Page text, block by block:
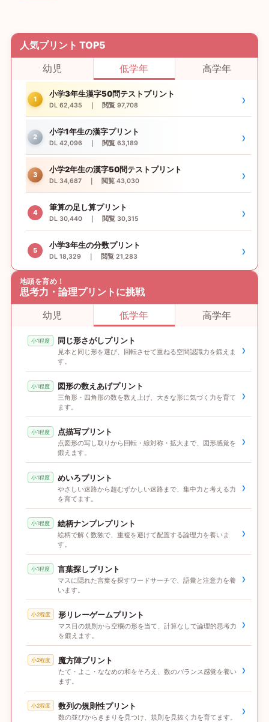
人気プリント TOP5
幼児
低学年 高学年
1
小学3年生漢字50問テストプリント
DL 62,435 ｜ 閲覧 97,708 ›
2
小学1年生の漢字プリント
DL 42,096 ｜ 閲覧 63,189 ›
3
小学2年生の漢字50問テストプリント
DL 34,687 ｜ 閲覧 43,030 ›
4
筆算の足し算プリント
DL 30,440 ｜ 閲覧 30,315 ›
5
小学3年生の分数プリント
DL 18,329 ｜ 閲覧 21,283 ›
地頭を育め！
思考力・論理プリントに挑戦
幼児
低学年 高学年
小1程度 同じ形さがしプリント
見本と同じ形を選び、回転させて重ねる空間認識力を鍛えま
す。
›
小1程度 図形の数えあげプリント
三角形・四角形の数を数え上げ、大きな形に気づく力を育て
ます。
›
小1程度 点描写プリント
点図形の写し取りから回転・線対称・拡大まで、図形感覚を
鍛えます。
›
小1程度 めいろプリント
やさしい迷路から超むずかしい迷路まで、集中力と考える力
を育てます。
›
小1程度 絵柄ナンプレプリント
絵柄で解く数独で、重複を避けて配置する論理力を養いま
す。
›
小1程度 言葉探しプリント
マスに隠れた言葉を探すワードサーチで、語彙と注意力を養
います。
›
小2程度 形リレーゲームプリント
マス目の規則から空欄の形を当て、計算なしで論理的思考力
を鍛えます。
›
小2程度 魔方陣プリント
たて・よこ・ななめの和をそろえ、数のバランス感覚を養い
ます。
›
小2程度 数列の規則性プリント
数の並びからきまりを見つけ、規則を見抜く力を育てます。 ›